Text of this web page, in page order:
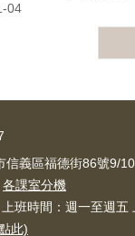
04
義區福德街86號9/10
各課室分機
班時間：週一至週五
此)